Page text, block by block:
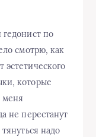
гедонист по
смотрю, как
эстетического
которые
меня
не перестанут
надо